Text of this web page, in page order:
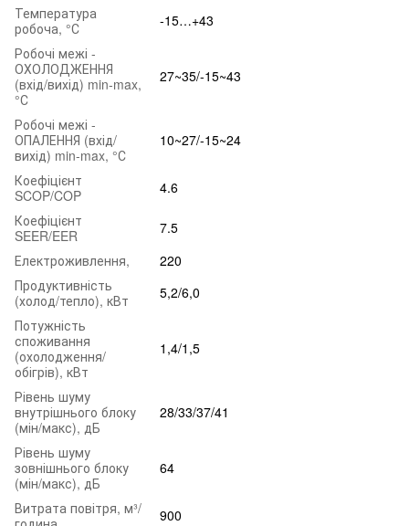
Температура
робоча, °С
-15…+43
Робочі межі -
ОХОЛОДЖЕННЯ
(вхід/вихід) min-max,
°С
27~35/-15~43
Робочі межі -
ОПАЛЕННЯ (вхід/
вихід) min-max, °С
10~27/-15~24
Коефіцієнт
SCOP/COP
4.6
Коефіцієнт
SEER/EER
7.5
Електроживлення,
220
Продуктивність
(холод/тепло), кВт
5,2/6,0
Потужність
споживання
(охолодження/
обігрів), кВт
1,4/1,5
Рівень шуму
внутрішнього блоку
(мін/макс), дБ
28/33/37/41
Рівень шуму
зовнішнього блоку
(мін/макс), дБ
64
Витрата повітря, м³/
900